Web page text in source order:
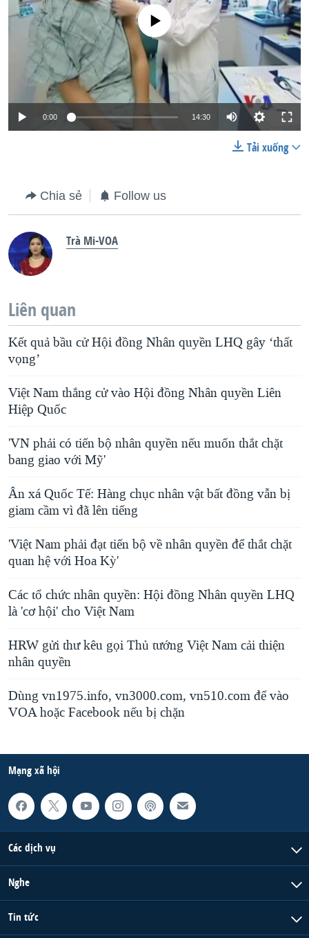
No media source currently available
0:00 14:30
Tải xuống
Chia sẻ Follow us
Trà Mi-VOA
Liên quan
Kết quả bầu cử Hội đồng Nhân quyền LHQ gây ‘thất
vọng’
Việt Nam thắng cử vào Hội đồng Nhân quyền Liên
Hiệp Quốc
'VN phải có tiến bộ nhân quyền nếu muốn thắt chặt
bang giao với Mỹ'
Ân xá Quốc Tế: Hàng chục nhân vật bất đồng vẫn bị
giam cầm vì đã lên tiếng
'Việt Nam phải đạt tiến bộ về nhân quyền để thắt chặt
quan hệ với Hoa Kỳ'
Các tổ chức nhân quyền: Hội đồng Nhân quyền LHQ
là 'cơ hội' cho Việt Nam
HRW gửi thư kêu gọi Thủ tướng Việt Nam cải thiện
nhân quyền
Dùng vn1975.info, vn3000.com, vn510.com để vào
VOA hoặc Facebook nếu bị chặn
Mạng xã hội
Các dịch vụ
Nghe
Tin tức